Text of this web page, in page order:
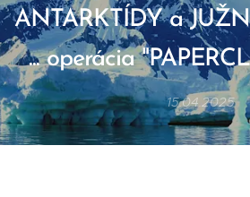
ANTARKTÍDY a
... operácia
15.04.2025